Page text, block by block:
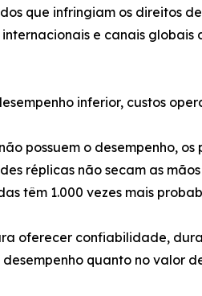
que infringiam os direitos
e canais
inferior, custos
possuem o desempenho,
réplicas não secam as
têm 1.000 vezes mais
oferecer confiabilidade,
quanto no valor